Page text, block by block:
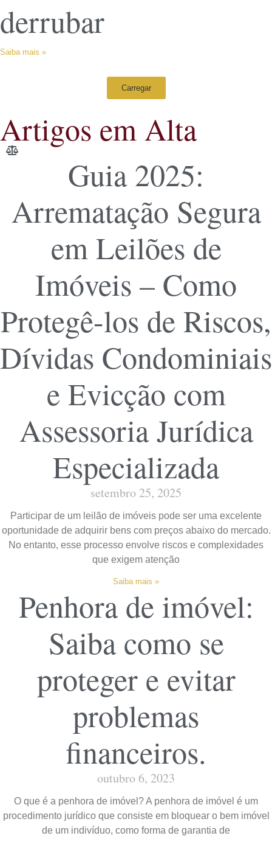
derrubar
Saiba mais »
Carregar
Artigos em Alta
Guia 2025:
Arrematação Segura
em Leilões de
Imóveis – Como
Protegê-los de Riscos,
Dívidas Condominiais
e Evicção com
Assessoria Jurídica
Especializada
setembro 25, 2025
Participar de um leilão de imóveis pode ser uma excelente
oportunidade de adquirir bens com preços abaixo do mercado.
No entanto, esse processo envolve riscos e complexidades
que exigem atenção
Saiba mais »
Penhora de imóvel:
Saiba como se
proteger e evitar
problemas
financeiros.
outubro 6, 2023
O que é a penhora de imóvel? A penhora de imóvel é um
procedimento jurídico que consiste em bloquear o bem imóvel
de um indivíduo, como forma de garantia de